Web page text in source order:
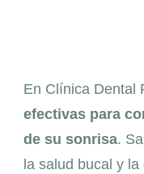
En Clínica Dental
efectivas para
de su sonrisa.
la salud bucal y